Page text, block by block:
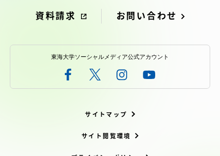
資料請求 お問い合わせ
東海大学ソーシャルメディア公式アカウント
サイトマップ
サイト閲覧環境